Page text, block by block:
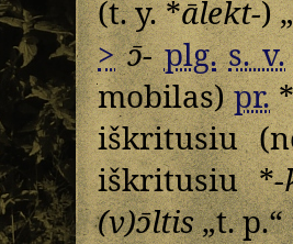
(t. y. *ālekt-)
> ɔ̄- plg. s. v.
mobilas)pr.*
iškritusiu
iškritusiu *-
(v)ɔ̄ltis„t.